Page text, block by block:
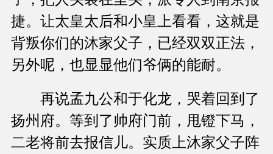
捷。让太皇太后和小皇上看看，这就是
背叛你们的沐家父子，已经双双正法，
另外呢，也显显他们爷俩的能耐。
再说孟九公和于化龙，哭着回到了
扬州府。等到了帅府门前，甩镫下马，
二老将前去报信儿。实质上沐家父子阵